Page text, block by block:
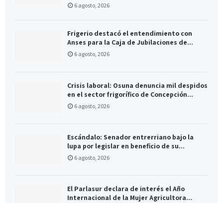
6 agosto, 2026
Frigerio destacó el entendimiento con
Anses para la Caja de Jubilaciones de...
6 agosto, 2026
Crisis laboral: Osuna denuncia mil despidos
en el sector frigorífico de Concepción...
6 agosto, 2026
Escándalo: Senador entrerriano bajo la
lupa por legislar en beneficio de su...
6 agosto, 2026
El Parlasur declara de interés el Año
Internacional de la Mujer Agricultora...